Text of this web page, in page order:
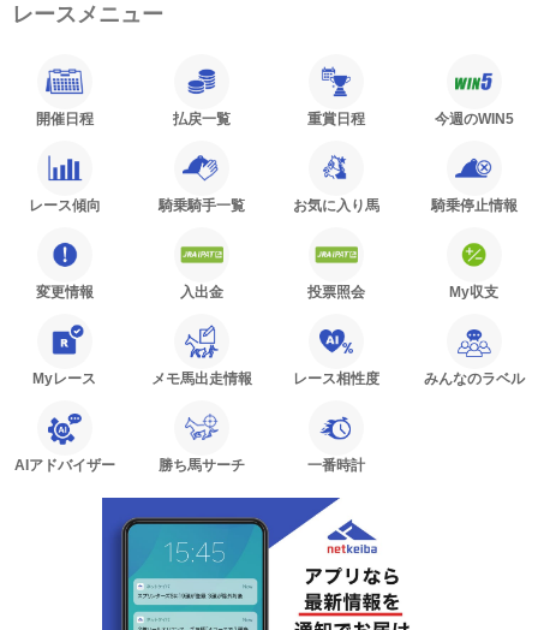
レースメニュー
開催日程 払戻一覧 重賞日程 今週のWIN5
レース傾向 騎乗騎手一覧 お気に入り馬 騎乗停止情報
変更情報 入出金 投票照会 My収支
Myレース メモ馬出走情報 レース相性度 みんなのラベル
AIアドバイザー 勝ち馬サーチ 一番時計